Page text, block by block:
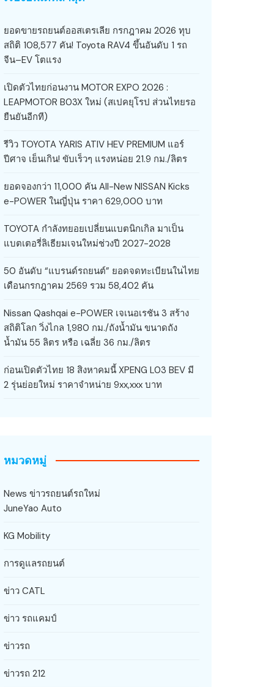
ยอดขายรถยนต์ออสเตรเลีย กรกฎาคม 2026 ทุบ
สถิติ 108,577 คัน! Toyota RAV4 ขึ้นอันดับ 1 รถ
จีน–EV โตแรง
เปิดตัวไทยก่อนงาน MOTOR EXPO 2026 :
LEAPMOTOR B03X ใหม่ (สเปคยุโรป ส่วนไทยรอ
ยืนยันอีกที)
รีวิว TOYOTA YARIS ATIV HEV PREMIUM แอร์
ปีศาจ เย็นเกิน! ขับเร็วๆ แรงหน่อย 21.9 กม./ลิตร
ยอดจองกว่า 11,000 คัน All-New NISSAN Kicks
e-POWER ในญี่ปุ่น ราคา 629,000 บาท
TOYOTA กำลังทยอยเปลี่ยนแบตนิกเกิล มาเป็น
แบตเตอรี่ลิเธียมเจนใหม่ช่วงปี 2027-2028
50 อันดับ “แบรนด์รถยนต์” ยอดจดทะเบียนในไทย
เดือนกรกฎาคม 2569 รวม 58,402 คัน
Nissan Qashqai e-POWER เจเนอเรชัน 3 สร้าง
สถิติโลก วิ่งไกล 1,980 กม./ถังน้ำมัน ขนาดถัง
น้ำมัน 55 ลิตร หรือ เฉลี่ย 36 กม./ลิตร
ก่อนเปิดตัวไทย 18 สิงหาคมนี้ XPENG L03 BEV มี
2 รุ่นย่อยใหม่ ราคาจำหน่าย 9xx,xxx บาท
หมวดหมู่
News ข่าวรถยนต์รถใหม่
JuneYao Auto
KG Mobility
การดูแลรถยนต์
ข่าว CATL
ข่าว รถแคมป์
ข่าวรถ
ข่าวรถ 212